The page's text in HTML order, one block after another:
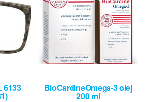
6133 BioCardineOmega-3 olej
200 ml